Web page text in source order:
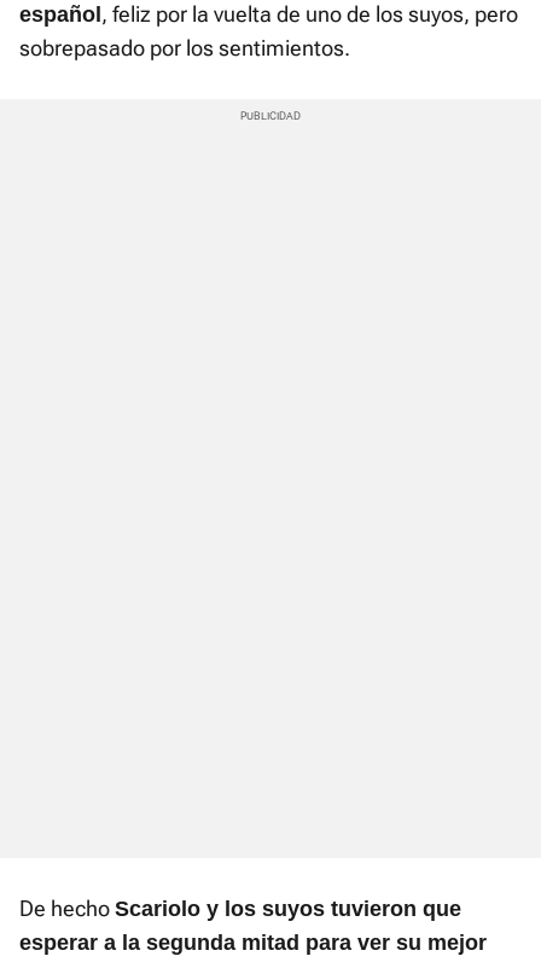
español , feliz por la vuelta de uno de los suyos, pero
sobrepasado por los sentimientos.
De hecho Scariolo y los suyos tuvieron que
esperar a la segunda mitad para ver su mejor